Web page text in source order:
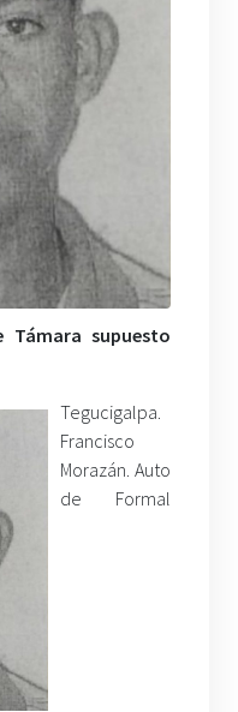
Támara supuesto
Tegucigalpa.
Francisco
Morazán. Auto
de Formal